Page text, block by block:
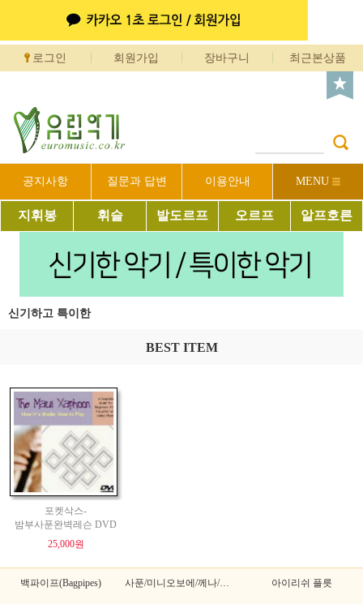
로그인 회원가입 장바구니 최근본상품
공지사항 질문과 답변 이용안내 MENU
지휘봉 휘슬 발도르프 오르프 알프호른
신기하고 특이한
BEST ITEM
포켓삭스-
밤부사푼완벽레슨 DVD
25,000원
백파이프(Bagpipes) 사푼/미니오보에/께나/께나초 아이리쉬 플릇